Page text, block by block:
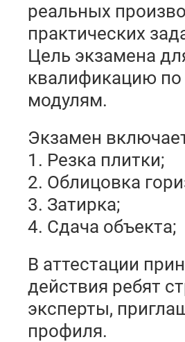
реальных
практических
Цель экзамена
квалификацию
модулям.
Экзамен
1. Резка плитки;
2. Облицовка
3. Затирка;
4. Сдача объекта;
В аттестации
действия ребят
эксперты,
профиля.